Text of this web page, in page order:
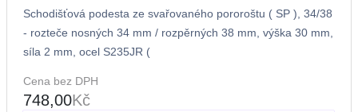
Schodišťová podesta ze svařovaného pororoštu ( SP ), 34/38
- rozteče nosných 34 mm / rozpěrných 38 mm, výška 30 mm,
síla 2 mm, ocel S235JR (
Cena bez DPH
748,00Kč